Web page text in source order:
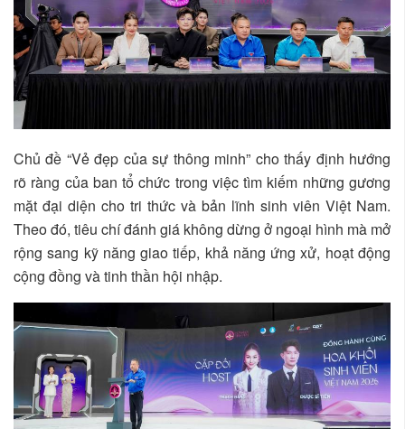
Chủ đề “Vẻ đẹp của sự thông minh” cho thấy định hướng
rõ ràng của ban tổ chức trong việc tìm kiếm những gương
mặt đại diện cho tri thức và bản lĩnh sinh viên Việt Nam.
Theo đó, tiêu chí đánh giá không dừng ở ngoại hình mà mở
rộng sang kỹ năng giao tiếp, khả năng ứng xử, hoạt động
cộng đồng và tinh thần hội nhập.